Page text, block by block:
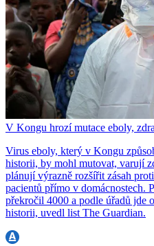
V Kongu hrozí mutace eboly,
Virus eboly, který v Kongu
historii, by mohl mutovat, varují
plánují výrazně rozšířit zásah
pacientů přímo v domácnostech.
překročil 4000 a podle úřadů jde
historii, uvedl list The Guardian.